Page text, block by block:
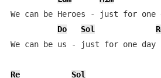
We can be Heroes - just for one
Do
Sol
We can be us - just for one day
Re
Sol